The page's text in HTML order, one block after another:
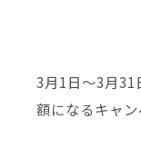
3月1日～3月31
額になるキャ